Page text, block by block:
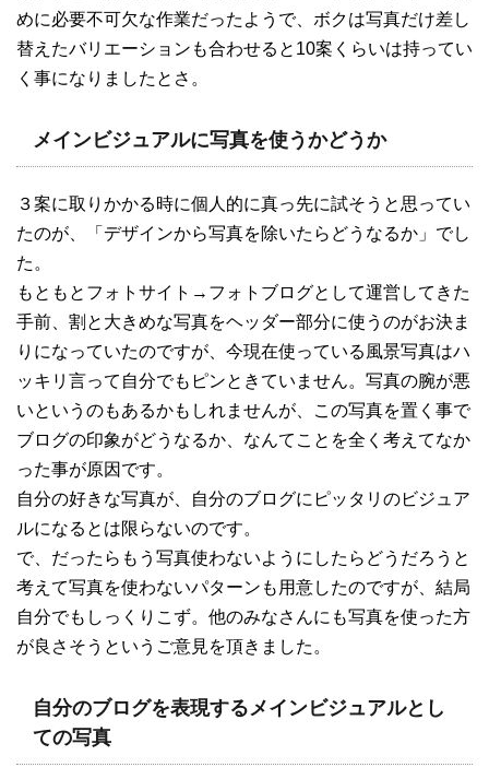
めに必要不可欠な作業だったようで、ボクは写真だけ差し
替えたバリエーションも合わせると10案くらいは持ってい
く事になりましたとさ。
メインビジュアルに写真を使うかどうか
３案に取りかかる時に個人的に真っ先に試そうと思ってい
たのが、「デザインから写真を除いたらどうなるか」でし
た。
もともとフォトサイト→フォトブログとして運営してきた
手前、割と大きめな写真をヘッダー部分に使うのがお決ま
りになっていたのですが、今現在使っている風景写真はハ
ッキリ言って自分でもピンときていません。写真の腕が悪
いというのもあるかもしれませんが、この写真を置く事で
ブログの印象がどうなるか、なんてことを全く考えてなか
った事が原因です。
自分の好きな写真が、自分のブログにピッタリのビジュア
ルになるとは限らないのです。
で、だったらもう写真使わないようにしたらどうだろうと
考えて写真を使わないパターンも用意したのですが、結局
自分でもしっくりこず。他のみなさんにも写真を使った方
が良さそうというご意見を頂きました。
自分のブログを表現するメインビジュアルとし
ての写真